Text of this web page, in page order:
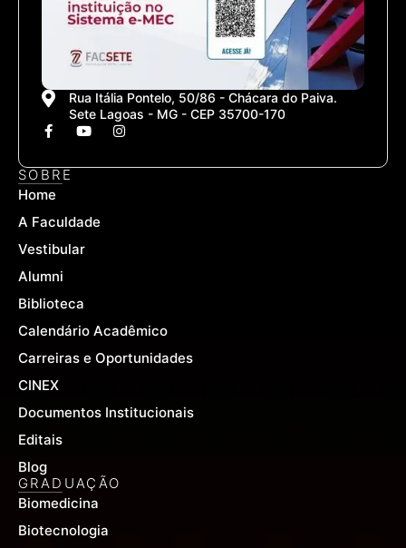
Rua Itália Pontelo, 50/86 - Chácara do Paiva.
Sete Lagoas - MG - CEP 35700-170
F
a
e
b
o
k
f
Y
o
t
I
n
t
SOBRE
Home
A Faculdade
Vestibular
Alumni
Biblioteca
Calendário Acadêmico
Carreiras e Oportunidades
CINEX
Documentos Institucionais
Editais
Blog
GRADUAÇÃO
Biomedicina
Biotecnologia